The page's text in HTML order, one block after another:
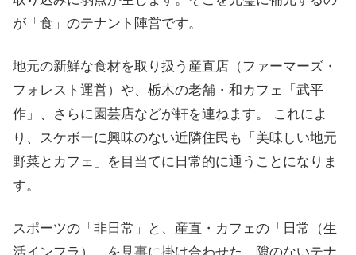
が「食」のテナント陣営です。
地元の新鮮な食材を取り扱う産直店（ファーマーズ・
フォレスト運営）や、栃木の老舗・和カフェ「武平
作」、さらに園芸店などが軒を連ねます。 これによ
り、スケボーに興味のない近隣住民も「美味しい地元
野菜とカフェ」を目当てに日常的に通うことになりま
す。
スポーツの「非日常」と、産直・カフェの「日常（生